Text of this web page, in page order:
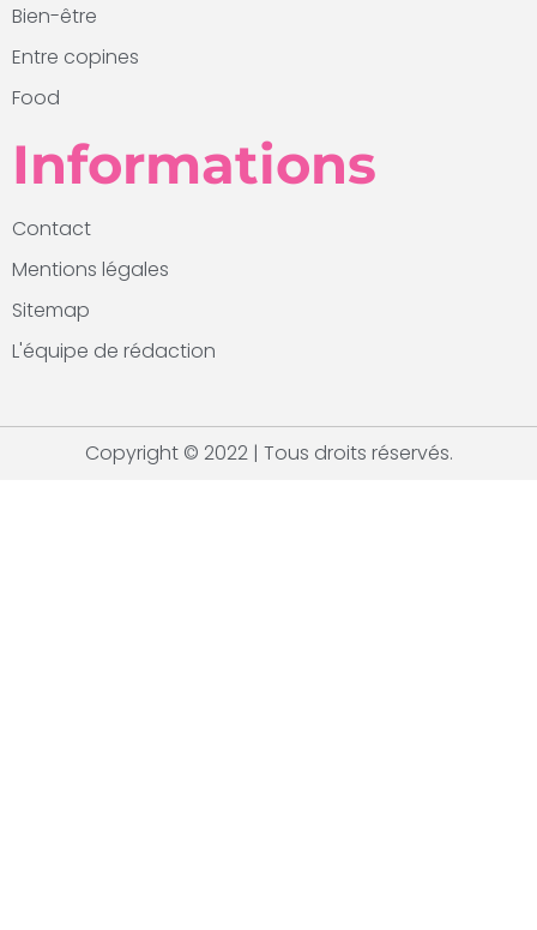
Bien-être
Entre copines
Food
Informations
Contact
Mentions légales
Sitemap
L'équipe de rédaction
Copyright © 2022 | Tous droits réservés.